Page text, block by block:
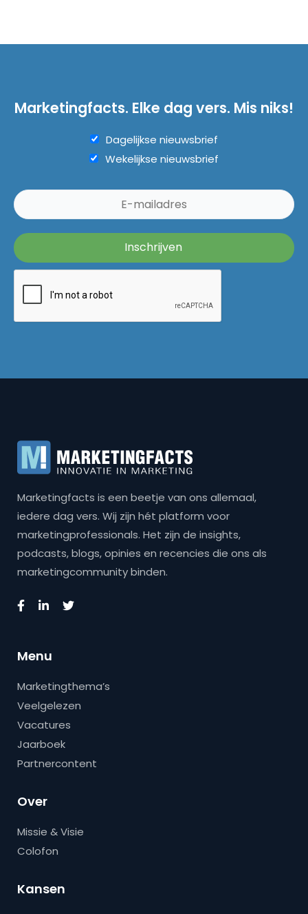
Marketingfacts. Elke dag vers. Mis niks!
Dagelijkse nieuwsbrief
Wekelijkse nieuwsbrief
Marketingfacts is een beetje van ons allemaal,
iedere dag vers. Wij zijn hét platform voor
marketingprofessionals. Het zijn de insights,
podcasts, blogs, opinies en recencies die ons als
marketingcommunity binden.
Menu
Marketingthema’s
Veelgelezen
Vacatures
Jaarboek
Partnercontent
Over
Missie & Visie
Colofon
Kansen